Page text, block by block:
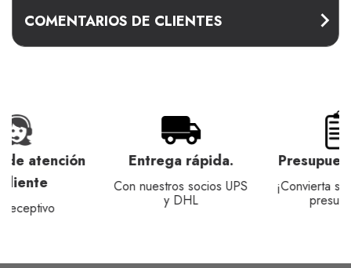
COMENTARIOS DE CLIENTES
Entrega rápida.
Con nuestros socios UPS
Presupuesto
¡Convierta su cesta en
presupuesto!